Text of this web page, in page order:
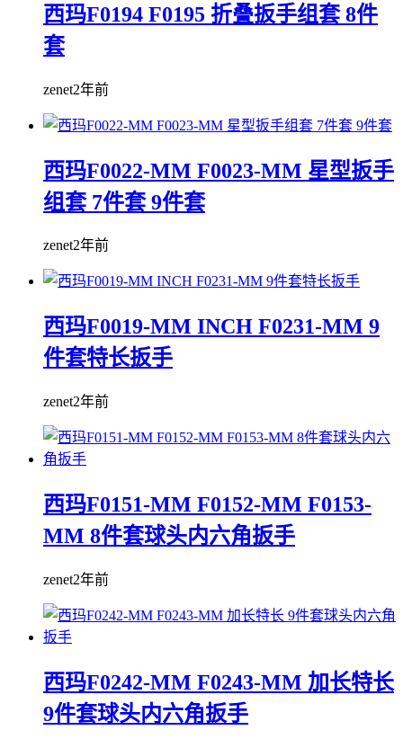
西玛F0194 F0195 折叠扳手组套 8件
套
zenet2年前
西玛F0022-MM F0023-MM 星型扳手
组套 7件套 9件套
zenet2年前
西玛F0019-MM INCH F0231-MM 9
件套特长扳手
zenet2年前
西玛F0151-MM F0152-MM F0153-
MM 8件套球头内六角扳手
zenet2年前
西玛F0242-MM F0243-MM 加长特长
9件套球头内六角扳手